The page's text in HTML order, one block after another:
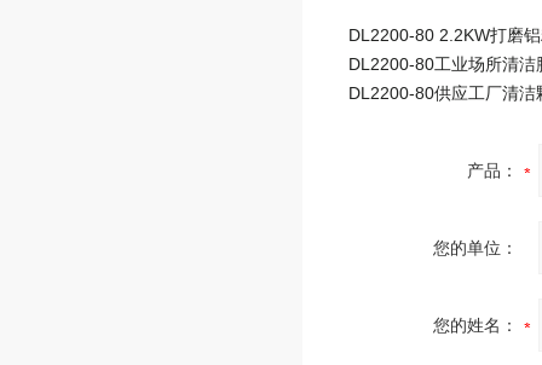
产品：
您的单位：
您的姓名：